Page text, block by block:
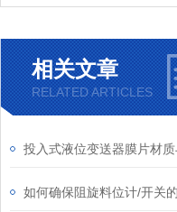
相关文章
RELATED ARTICLES